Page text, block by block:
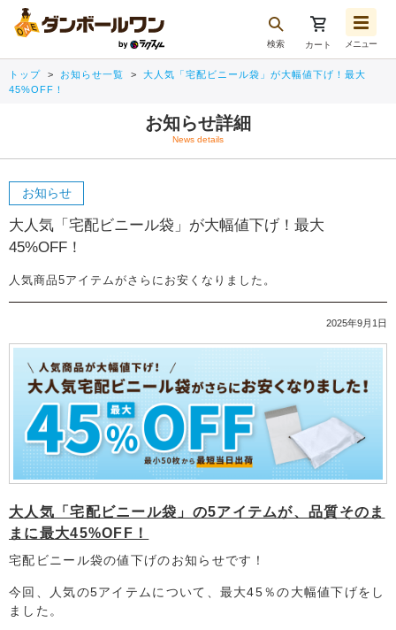
検索 カート メニュー
再注文
トップ お知らせ一覧
大人気「宅配ビニール袋」が大幅値下げ！最大
45%OFF！
お知らせ詳細
News details
大人気「宅配ビニール袋」が大幅値下げ！最大
45%OFF！
人気商品5アイテムがさらにお安くなりました。
2025年9月1日
大人気「宅配ビニール袋」の5アイテムが、品質そのま
まに最大45%OFF！
宅配ビニール袋の値下げのお知らせです！
今回、人気の5アイテムについて、最大45％の大幅値下げをし
ました。